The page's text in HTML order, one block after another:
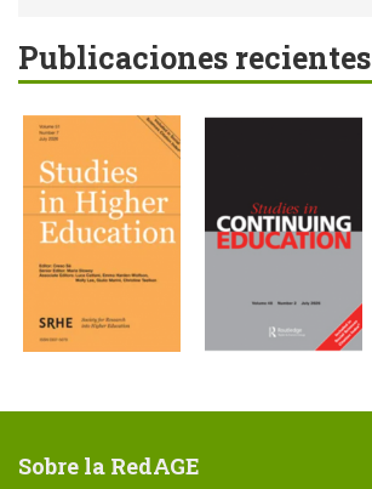
Publicaciones recientes
Sobre la RedAGE